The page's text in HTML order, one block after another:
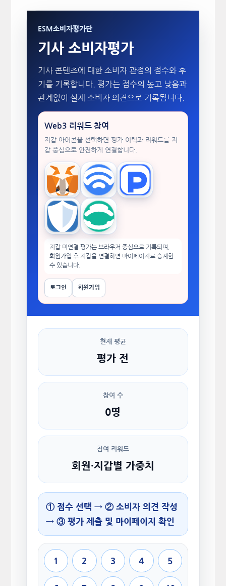
ESM소비자평가단
기사 소비자평가
기사 콘텐츠에 대한 소비자 관점의 점수와 후
기를 기록합니다. 평가는 점수의 높고 낮음과
관계없이 실제 소비자 의견으로 기록됩니다.
Web3 리워드 참여
지갑 아이콘을 선택하면 평가 이력과 리워드를 지
갑 중심으로 안전하게 연결합니다.
MetaMask WalletConnectTokenPocket
Trust Wallet imToken
지갑 미연결 평가는 브라우저 중심으로 기록되며,
회원가입 후 지갑을 연결하면 마이페이지로 승계할
수 있습니다.
로그인 회원가입
현재 평균
평가 전
참여 수
0명
참여 리워드
회원·지갑별 가중치
① 점수 선택 → ② 소비자 의견 작성
→ ③ 평가 제출 및 마이페이지 확인
1 2 3 4 5